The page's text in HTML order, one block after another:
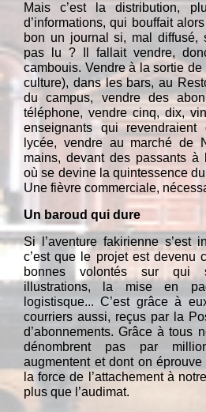
Mais c’est la distribution,
d’informations, qui bouffait
bon un journal si, mal diffusé,
pas lu ? Il fallait vendre,
cambouis. Vendre à la sortie
culture), dans les bars, au
du campus, vendre des
téléphone, vendre cinq, dix,
enseignants qui
lycée, vendre au marché de
mains, devant des passants à
où se devine la quintessence
Une fièvre commerciale,
Un baroud qui dure
Si l’aventure fakirienne s’est
c’est que le projet est devenu
bonnes volontés sur qui
illustrations, la mise en
logistisque... C’est grâce à
courriers aussi, reçus par la
d’abonnements. Grâce à tous
dénombrent pas par
augmentent et dont on
la force de l’attachement à
plus que l’audimat.